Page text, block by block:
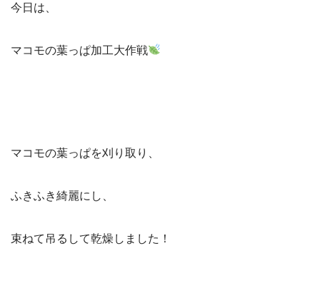
今日は、
マコモの葉っぱ加工大作戦
マコモの葉っぱを刈り取り、
ふきふき綺麗にし、
束ねて吊るして乾燥しました！